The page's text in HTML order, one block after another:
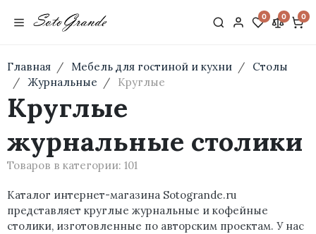
0 0 0
Главная Мебель для гостиной и кухни
Столы
Журнальные
Круглые
Круглые
журнальные столики
Товаров в категории: 101
Каталог интернет-магазина Sotogrande.ru
представляет круглые журнальные и кофейные
столики, изготовленные по авторским проектам. У нас